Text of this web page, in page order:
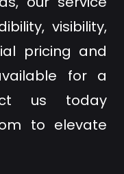
visibility,
pricing and
for a
us today
to elevate